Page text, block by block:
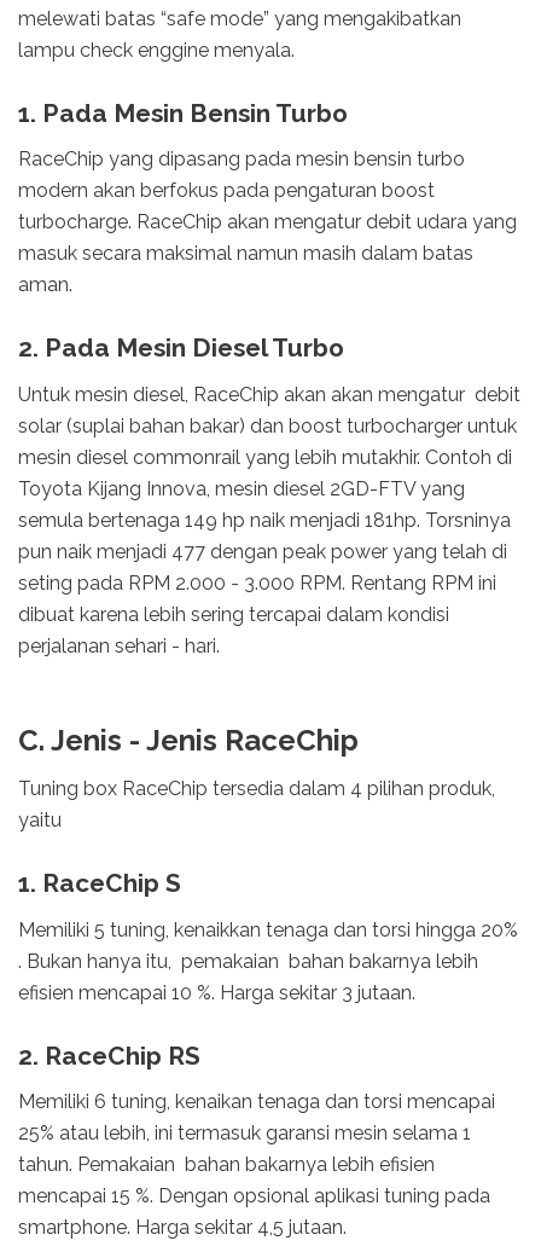
melewati batas “safe mode” yang mengakibatkan
lampu check enggine menyala.
1. Pada Mesin Bensin Turbo
RaceChip yang dipasang pada mesin bensin turbo
modern akan berfokus pada pengaturan boost
turbocharge. RaceChip akan mengatur debit udara yang
masuk secara maksimal namun masih dalam batas
aman.
2. Pada Mesin Diesel Turbo
Untuk mesin diesel, RaceChip akan akan mengatur debit
solar (suplai bahan bakar) dan boost turbocharger untuk
mesin diesel commonrail yang lebih mutakhir. Contoh di
Toyota Kijang Innova, mesin diesel 2GD-FTV yang
semula bertenaga 149 hp naik menjadi 181hp. Torsninya
pun naik menjadi 477 dengan peak power yang telah di
seting pada RPM 2.000 - 3.000 RPM. Rentang RPM ini
dibuat karena lebih sering tercapai dalam kondisi
perjalanan sehari - hari.
C. Jenis - Jenis RaceChip
Tuning box RaceChip tersedia dalam 4 pilihan produk,
yaitu
1. RaceChip S
Memiliki 5 tuning, kenaikkan tenaga dan torsi hingga 20%
. Bukan hanya itu, pemakaian bahan bakarnya lebih
efisien mencapai 10 %. Harga sekitar 3 jutaan.
2. RaceChip RS
Memiliki 6 tuning, kenaikan tenaga dan torsi mencapai
25% atau lebih, ini termasuk garansi mesin selama 1
tahun. Pemakaian bahan bakarnya lebih efisien
mencapai 15 %. Dengan opsional aplikasi tuning pada
smartphone. Harga sekitar 4,5 jutaan.